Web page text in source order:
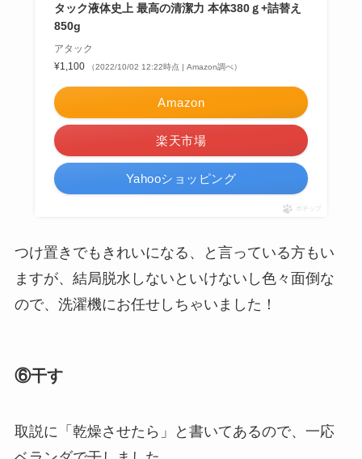
タック液体史上 最高の清潔力 本体380ｇ+詰替え
850g
アタック
¥1,100
（2022/10/02 12:22時点 | Amazon調べ）
Amazon
楽天市場
Yahooショッピング
ポチップ
つけ置きでもきれいになる、と言っている方もい
ますが、結局脱水しないといけないし色々面倒な
ので、洗濯機にお任せしちゃいました！
⑥干す
取説に「乾燥させたら」と書いてあるので、一応